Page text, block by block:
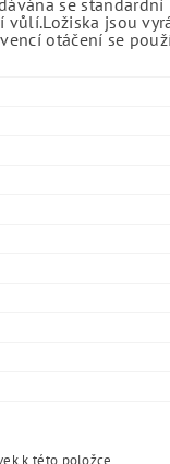
se
jsou
otáčení se
k této položce.